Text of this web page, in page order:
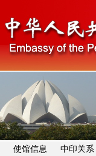
使馆信息 中印关系